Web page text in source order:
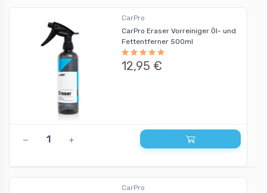
CarPro
CarPro Eraser Vorreiniger Öl- und
Fettentferner 500ml
12,95 €
CarPro